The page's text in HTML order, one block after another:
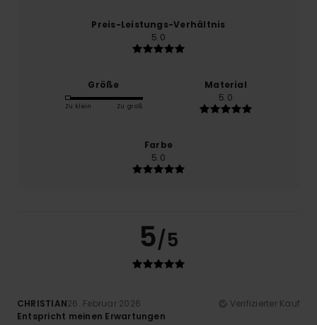
Preis-Leistungs-Verhältnis
5.0
Größe
Zu klein Zu groß
Material
5.0
Farbe
5.0
5/5
CHRISTIAN26. Februar 2026
Verifizierter Kauf
Entspricht meinen Erwartungen